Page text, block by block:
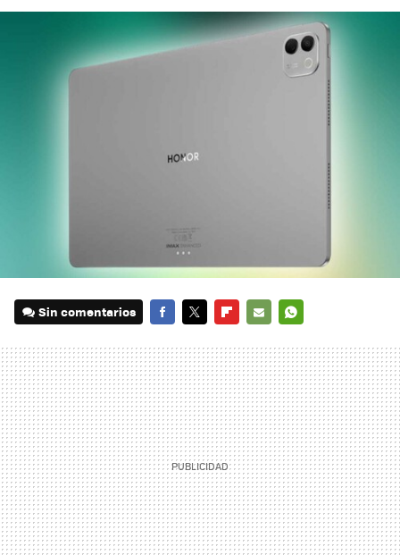
Sin comentarios
MAIL